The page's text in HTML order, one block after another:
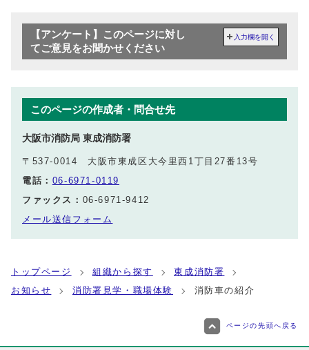
【アンケート】このページに対し
てご意見をお聞かせください
入力欄を開く
このページの作成者・問合せ先
大阪市消防局 東成消防署
〒537-0014 大阪市東成区大今里西1丁目27番13号
電話： 06-6971-0119
ファックス： 06-6971-9412
メール送信フォーム
トップページ 組織から探す
東成消防署
お知らせ
消防署見学・職場体験 消防車の紹介
ページの先頭へ戻る